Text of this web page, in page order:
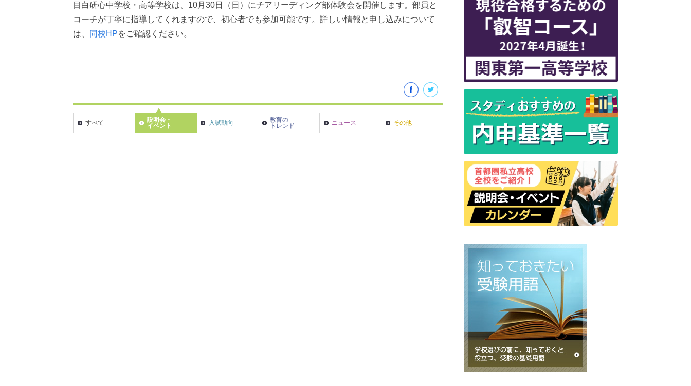
目白研心中学校・高等学校は、10月30日（日）にチアリーディング部体験会を開催します。部員と
コーチが丁寧に指導してくれますので、初心者でも参加可能です。詳しい情報と申し込みについて
は、
同校HPをご確認ください。
すべて
説明会・
イベント
入試動向
教育の
トレンド
ニュース その他